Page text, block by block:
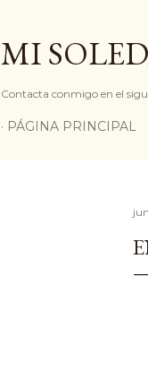
MI
Contacta conmigo en el
PÁGINA PRINCIPAL